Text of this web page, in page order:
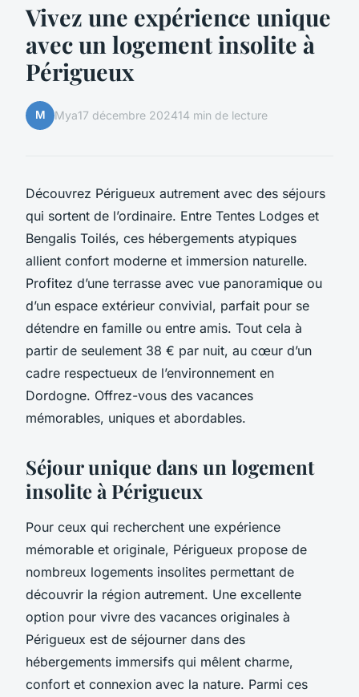
Vivez une expérience unique
avec un logement insolite à
Périgueux
M Mya17 décembre 202414 min de lecture
Découvrez Périgueux autrement avec des séjours
qui sortent de l’ordinaire. Entre Tentes Lodges et
Bengalis Toilés, ces hébergements atypiques
allient confort moderne et immersion naturelle.
Profitez d’une terrasse avec vue panoramique ou
d’un espace extérieur convivial, parfait pour se
détendre en famille ou entre amis. Tout cela à
partir de seulement 38 € par nuit, au cœur d’un
cadre respectueux de l’environnement en
Dordogne. Offrez-vous des vacances
mémorables, uniques et abordables.
Séjour unique dans un logement
insolite à Périgueux
Pour ceux qui recherchent une expérience
mémorable et originale, Périgueux propose de
nombreux logements insolites permettant de
découvrir la région autrement. Une excellente
option pour vivre des vacances originales à
Périgueux est de séjourner dans des
hébergements immersifs qui mêlent charme,
confort et connexion avec la nature. Parmi ces